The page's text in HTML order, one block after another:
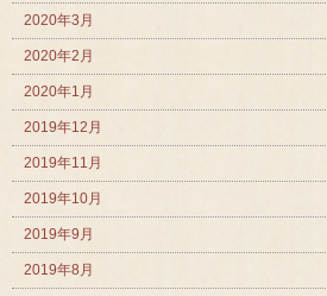
2020年3月
2020年2月
2020年1月
2019年12月
2019年11月
2019年10月
2019年9月
2019年8月